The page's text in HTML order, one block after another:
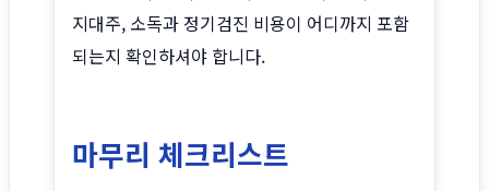
지대주, 소독과 정기검진 비용이 어디까지 포함
되는지 확인하셔야 합니다.
마무리 체크리스트